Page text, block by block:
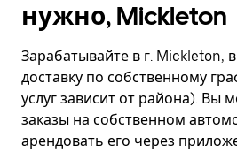
нужно, Mickleton
Зарабатывайте в г. Mickleton,
доставку по собственному
услуг зависит от района). Вы
заказы на собственном
арендовать его через